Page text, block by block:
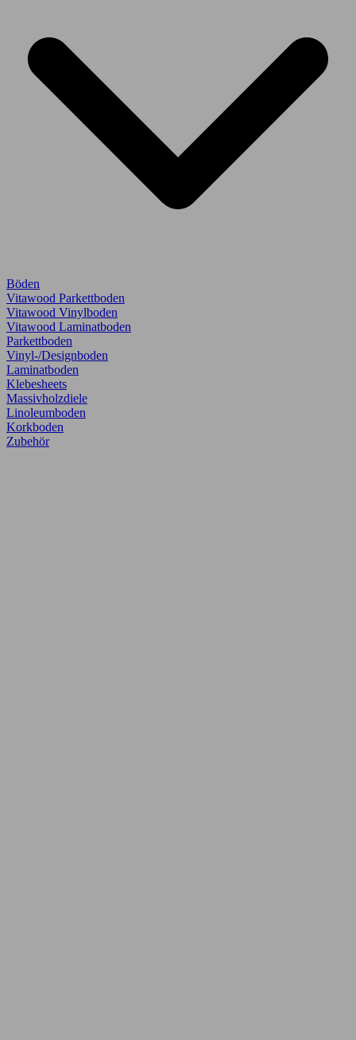
Böden
Vitawood Parkettboden
Vitawood Vinylboden
Vitawood Laminatboden
Parkettboden
Vinyl-/Designboden
Laminatboden
Klebesheets
Massivholzdiele
Linoleumboden
Korkboden
Zubehör